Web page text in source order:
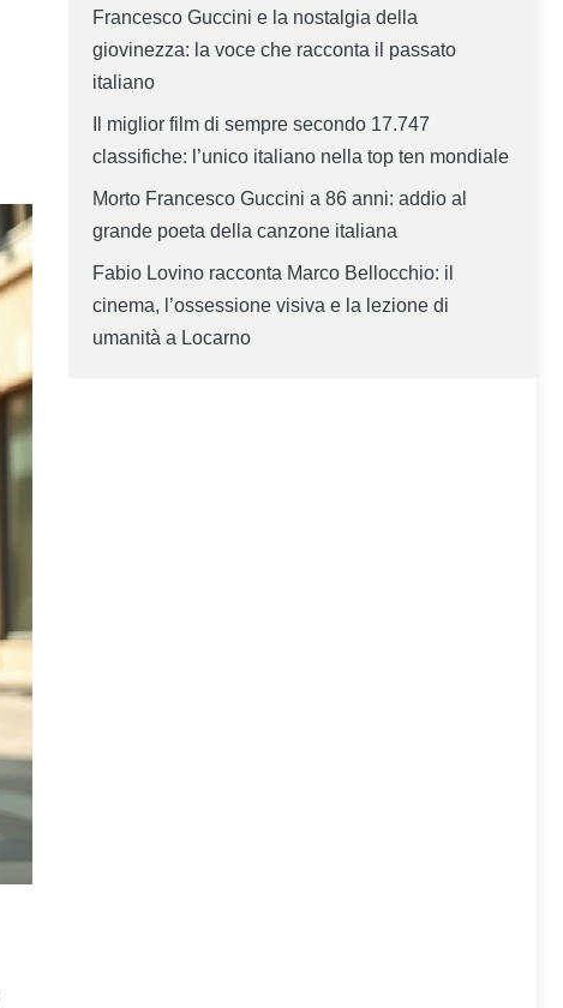
Francesco Guccini e la nostalgia della
giovinezza: la voce che racconta il passato
italiano
Il miglior film di sempre secondo 17.747
classifiche: l’unico italiano nella top ten mondiale
Morto Francesco Guccini a 86 anni: addio al
grande poeta della canzone italiana
Fabio Lovino racconta Marco Bellocchio: il
cinema, l’ossessione visiva e la lezione di
umanità a Locarno